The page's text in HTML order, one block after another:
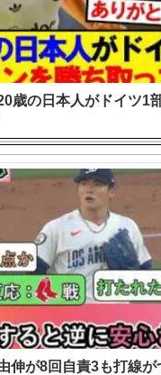
歳の日本人がドイツ1
伸が8回自責3も打線が